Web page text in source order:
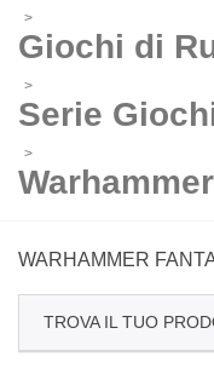
>
Giochi di
>
Serie
>
WARHAMMER
TROVA IL TUO